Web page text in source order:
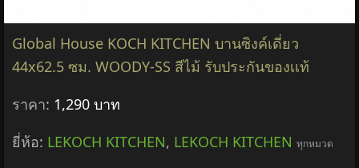
Global House KOCH KITCHEN บานซิงค์เดี่ยว
44x62.5 ซม. WOODY-SS สีไม้ รับประกันของเเท้
ราคา: 1,290 บาท
ยี่ห้อ: LEKOCH KITCHEN, LEKOCH KITCHEN ทุกหมวด